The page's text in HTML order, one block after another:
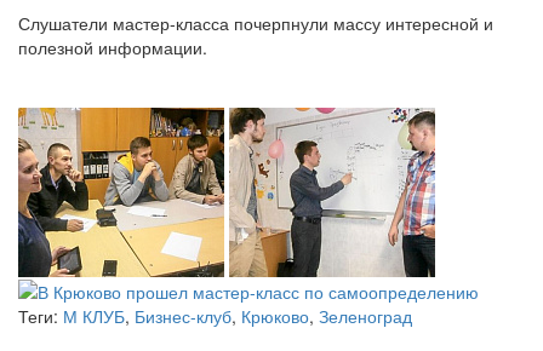
Слушатели мастер-класса почерпнули массу интересной и
полезной информации.
Теги: М КЛУБ, Бизнес-клуб, Крюково, Зеленоград